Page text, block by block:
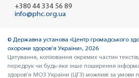
+380 44 334 56 89
info@phc.org.ua
© Державна установа «Центр громадського
охорони здоров’я України», 2026
Цитування, копіювання окремих частин
передрук чи будь-яке інше поширення
здоров’я МОЗ України (ЦГЗ) можливі за умови